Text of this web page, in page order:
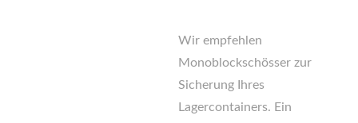
Wir empfehlen
Monoblockschösser zur
Sicherung Ihres
Lagercontainers. Ein